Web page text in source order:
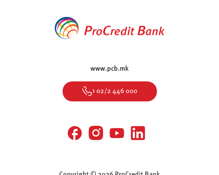
www.pcb.mk
> 02/2 446 000